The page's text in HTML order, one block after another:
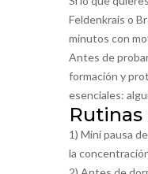
Feldenkrais o
minutos con
Antes de
formación y
esenciales:
1) Mini pausa
la